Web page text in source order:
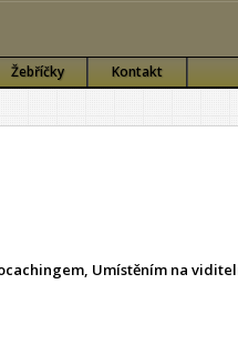
Žebříčky Kontakt
Umístěním na